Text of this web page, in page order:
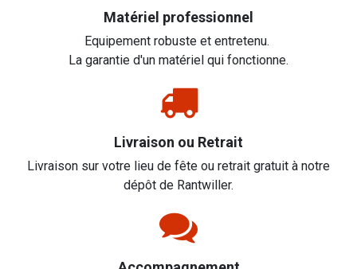
Matériel professionnel
Equipement robuste et entretenu.
La garantie d'un matériel qui fonctionne.
Livraison ou Retrait
Livraison sur votre lieu de fête ou retrait gratuit à notre
dépôt de Rantwiller.